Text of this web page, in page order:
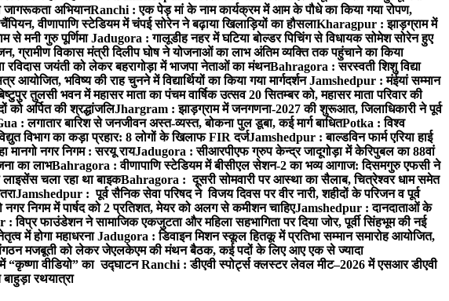
जागरूकता अभियानRanchi : एक पेड़ मां के नाम कार्यक्रम में आम के पौधे का किया गया रोपण,
वीणापाणि स्टेडियम में चंपई सोरेन ने बढ़ाया खिलाड़ियों का हौसलाKharagpur : झाड़ग्राम में
से मनी गुरु पूर्णिमाJadugora : गालूडीह नहर में घटिया बोल्डर पिचिंग से विधायक सोमेश सोरेन हुए
ग्रामीण विकास मंत्री दिलीप घोष ने योजनाओं का लाभ अंतिम व्यक्ति तक पहुंचाने का किया
जयंती को लेकर बहरागोड़ा में भाजपा नेताओं का मंथनBahragora : सरस्वती शिशु विद्या
भविष्य की राह चुनने में विद्यार्थियों का किया गया मार्गदर्शनJamshedpur : मंईयां सम्मान
तुलसी भवन में महासर माता का पंचम वार्षिक उत्सव 20 सितम्बर को, महासर माता परिवार की
अर्पित की श्रद्धांजलिJhargram : झाड़ग्राम में जनगणना-2027 की शुरूआत, जिलाधिकारी ने पूर्व
: लगातार बारिश से जनजीवन अस्त-व्यस्त, बोकना पुल डूबा, कई मार्ग बाधितPotka : विश्व
विभाग का कड़ा प्रहार: 8 लोगों के खिलाफ FIR दर्जJamshedpur : बाल्डविन फार्म एरिया हाई
मानगो नगर निगम : सरयू रायJadugora : सीआरपीएफ ग्रुप केन्द्र जादूगोड़ा में केरिपुबल का 88वां
का लाभBahragora : वीणापाणि स्टेडियम में बीसीएल सेशन-2 का भव्य आगाज: दिसमगुरु एफसी ने
चला रहा था बाइकBahragora : दूसरी सोमवारी पर आस्था का सैलाब, चित्रेश्वर धाम समेत
Jamshedpur : पूर्व सैनिक सेवा परिषद ने विजय दिवस पर वीर नारी, शहीदों के परिजन व पूर्व
निगम में पार्षद को 2 प्रतिशत, मेयर को अलग से कमीशन चाहिएJamshedpur : दानदाताओं के
विप्र फाउंडेशन ने सामाजिक एकजुटता और महिला सहभागिता पर दिया जोर, पूर्वी सिंहभूम की नई
में होगा महाधरनाJadugora : डिवाइन मिशन स्कूल हितकू में प्रतिभा सम्मान समारोह आयोजित,
मजबूती को लेकर जेएलकेएम की मंथन बैठक, कई पदों के लिए आए एक से ज्यादा
“कृष्णा वीडियो” का उद्घाटनRanchi : डीएवी स्पोर्ट्स क्लस्टर लेवल मीट–2026 में एसआर डीएवी
रथयात्रा